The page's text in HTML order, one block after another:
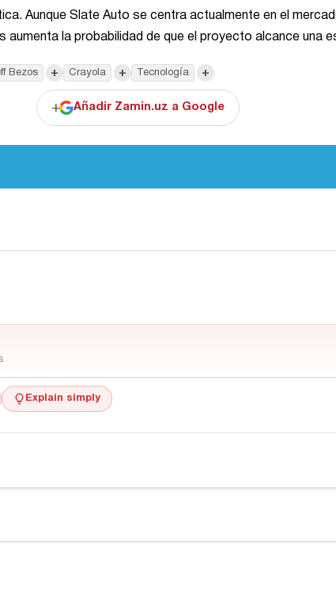
Aunque Slate Auto se centra actualmente en el
la probabilidad de que el proyecto alcance una
Bezos + Crayola + Tecnología +
+ Añadir Zamin.uz a Google
Explain simply